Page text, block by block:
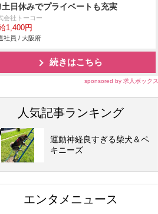
日休みでプライベートも充実
会社トーコー
1,400円
社員 / 大阪府
続きはこちら
sponsored by 求人ボックス
人気記事ランキング
運動神経良すぎる柴犬＆ペ
キニーズ
エンタメニュース